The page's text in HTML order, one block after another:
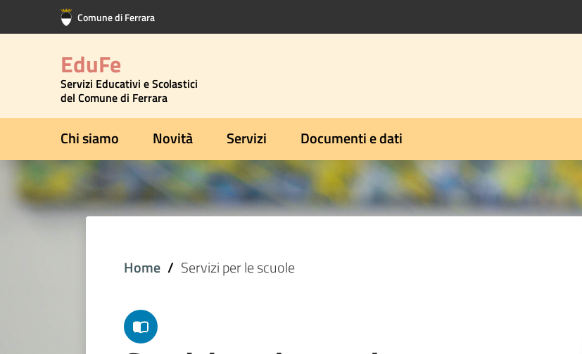
Vai al contenuto principale
Vai al footer Comune di Ferrara
EduFe
Servizi Educativi e Scolastici
del Comune di Ferrara
Chi siamo Novità Servizi Documenti e dati
Home Servizi per le scuole